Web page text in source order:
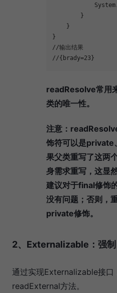
}
}
}
//输出结果
//{brady=23}
readResolve常用
类的唯一性。
注意：
饰符可以是
果父类重写了这两
身需求重写，这显
建议对于final修饰
没有问题；否则，
private修饰。
2、Externalizable：强
通过实现Externalizable接口
readExternal方法。